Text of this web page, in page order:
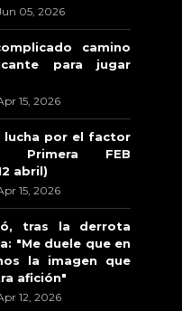
05, 2026
camino
para jugar
15, 2026
lucha por el factor
Primera FEB
abril)
15, 2026
tras la derrota
"Me duele que en
la imagen que
afición"
12, 2026